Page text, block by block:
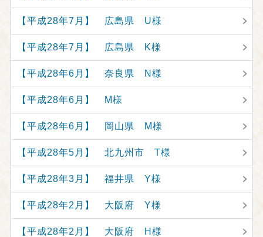
【平成28年7月】 広島県 U様
【平成28年7月】 広島県 K様
【平成28年6月】 奈良県 N様
【平成28年6月】 M様
【平成28年6月】 岡山県 M様
【平成28年5月】 北九州市 T様
【平成28年3月】 福井県 Y様
【平成28年2月】 大阪府 Y様
【平成28年2月】 大阪府 H様